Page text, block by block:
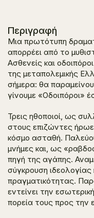
Περιγραφή
Μια πρωτότυπη
απορρέει από το
Ασθενείς και οδοιπόροι
της μεταπολεμικής
σήμερα: θα
γίνουμε «Οδοιπόροι»
Τρεις ηθοποιοί, ως
στους επιζώντες
κόσμο ασταθή.
μνήμες και, ως
πηγή της αγάπης.
σύγκρουση ιδεολογίας
πραγματικότητας.
εντείνει την
πορεία τους προς την